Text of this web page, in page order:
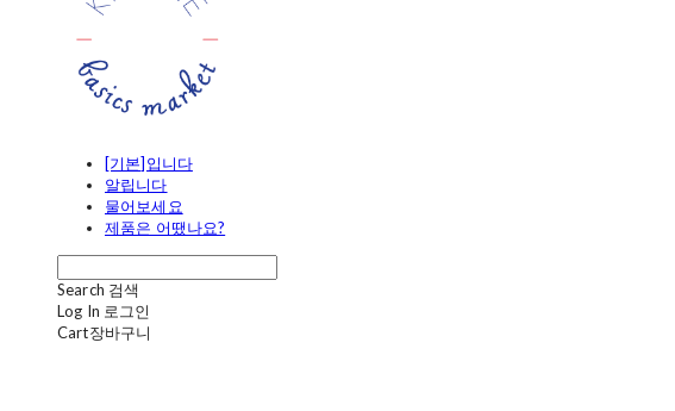
[기본]입니다
알립니다
물어보세요
제품은 어땠나요?
Search 검색
Log In 로그인
Cart장바구니